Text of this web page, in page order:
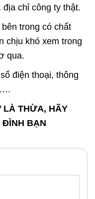
chỉ công ty thật.
trong có chất
chịu khó xem trong
qua.
điện thoại, thông
LÀ THỪA, HÃY
ĐÌNH BẠN